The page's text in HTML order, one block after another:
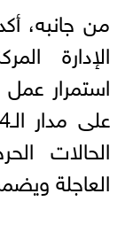
من جانبه،
الإدارة
الحالات
العاجلة